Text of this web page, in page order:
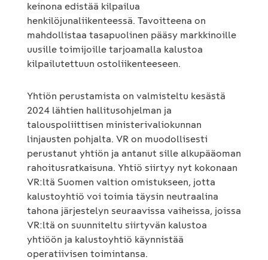
keinona edistää kilpailua
henkilöjunaliikenteessä. Tavoitteena on
mahdollistaa tasapuolinen pääsy markkinoille
uusille toimijoille tarjoamalla kalustoa
kilpailutettuun ostoliikenteeseen.
Yhtiön perustamista on valmisteltu kesästä
2024 lähtien hallitusohjelman ja
talouspoliittisen ministerivaliokunnan
linjausten pohjalta. VR on muodollisesti
perustanut yhtiön ja antanut sille alkupääoman
rahoitusratkaisuna. Yhtiö siirtyy nyt kokonaan
VR:ltä Suomen valtion omistukseen, jotta
kalustoyhtiö voi toimia täysin neutraalina
tahona järjestelyn seuraavissa vaiheissa, joissa
VR:ltä on suunniteltu siirtyvän kalustoa
yhtiöön ja kalustoyhtiö käynnistää
operatiivisen toimintansa.